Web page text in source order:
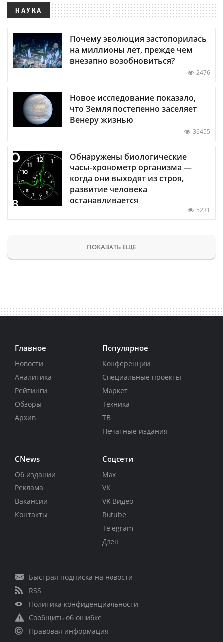
НАУКА
Почему эволюция застопорилась
на миллионы лет, прежде чем
внезапно возобновиться?
2476
Новое исследование показало,
что Земля постепенно заселяет
Венеру жизнью
36455
Обнаружены биологические
часы-хронометр организма —
когда они выходят из строя,
развитие человека
останавливается
5231
ПОКАЗАТЬ ЕЩЕ
Главное
Новости
Аналитика
Рейтинги
Обзоры
Архив
Популярное
Конференции
Специальные проекты
Маркет
Техника
ТВ
Печатные издания
CNews
Об издании
Реклама
Вакансии
Контакты
Соцсети
Max
VK
VK Видео
Rutube
Telegram
Дзен
Быстрая подписка на новости
RSS
Политика конфиденциальности
Сообщить об ошибке
Правовая информация